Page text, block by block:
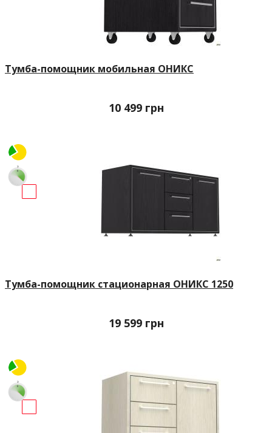
Тумба-помощник мобильная ОНИКС
10 499 грн
Тумба-помощник стационарная ОНИКС 1250
19 599 грн